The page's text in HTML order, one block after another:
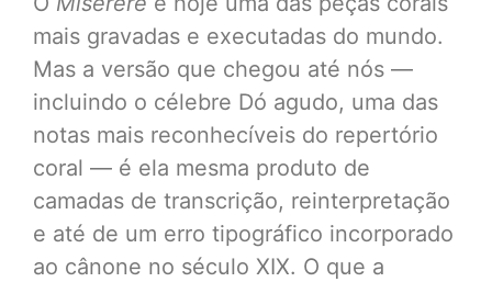
mais gravadas e executadas do mundo.
Mas a versão que chegou até nós —
incluindo o célebre Dó agudo, uma das
notas mais reconhecíveis do repertório
coral — é ela mesma produto de
camadas de transcrição, reinterpretação
e até de um erro tipográfico incorporado
ao cânone no século XIX. O que a